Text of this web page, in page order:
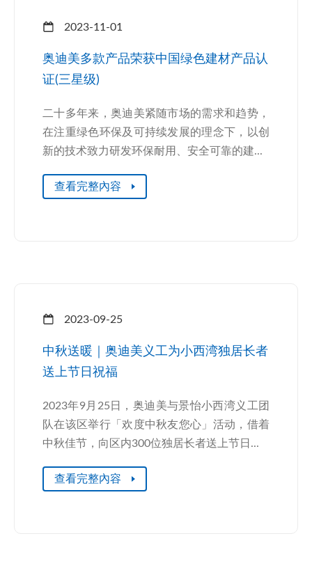
2023-11-01
奥迪美多款产品荣获中国绿色建材产品认
证(三星级)
二十多年来，奥迪美紧随市场的需求和趋势，
在注重绿色环保及可持续发展的理念下，以创
新的技术致力研发环保耐用、安全可靠的建...
查看完整內容
2023-09-25
中秋送暖｜奥迪美义工为小西湾独居长者
送上节日祝福
2023年9月25日，奥迪美与景怡小西湾义工团
队在该区举行「欢度中秋友您心」活动，借着
中秋佳节，向区内300位独居长者送上节日...
查看完整內容